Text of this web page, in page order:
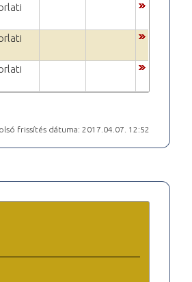
frissítés dátuma: 2017.04.07. 12:52